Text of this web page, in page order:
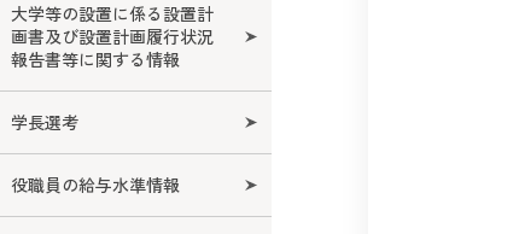
大学等の設置に係る設置計
画書及び設置計画履行状況
報告書等に関する情報
学長選考
役職員の給与水準情報